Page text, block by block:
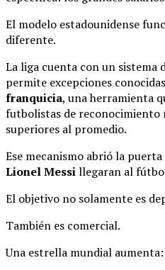
El modelo estadounidense
diferente.
La liga cuenta con un sistema
permite excepciones
franquicia, una herramienta
futbolistas de reconocimiento
superiores al promedio.
Ese mecanismo abrió la
Lionel Messillegaran al
El objetivo no solamente es
También es comercial.
Una estrella mundial aumenta: